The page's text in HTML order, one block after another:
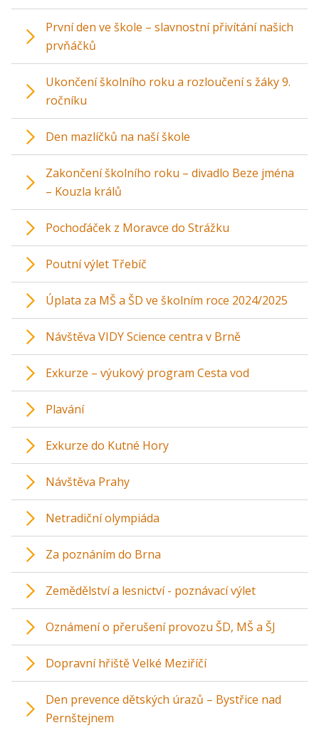
První den ve škole – slavnostní přivítání našich
prvňáčků
Ukončení školního roku a rozloučení s žáky 9.
ročníku
Den mazlíčků na naší škole
Zakončení školního roku – divadlo Beze jména
– Kouzla králů
Pochoďáček z Moravce do Strážku
Poutní výlet Třebíč
Úplata za MŠ a ŠD ve školním roce 2024/2025
Návštěva VIDY Science centra v Brně
Exkurze – výukový program Cesta vod
Plavání
Exkurze do Kutné Hory
Návštěva Prahy
Netradiční olympiáda
Za poznáním do Brna
Zemědělství a lesnictví - poznávací výlet
Oznámení o přerušení provozu ŠD, MŠ a ŠJ
Dopravní hřiště Velké Meziříčí
Den prevence dětských úrazů – Bystřice nad
Pernštejnem